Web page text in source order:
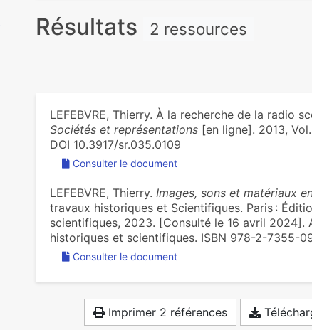
Résultats 2 ressources
LEFEBVRE, Thierry. À la recherche de la radio
Sociétés et représentations[en ligne]. 2013, Vol.
DOI 10.3917/sr.035.0109
Consulter le document
LEFEBVRE, Thierry. Images, sons et matériaux
travaux historiques et Scientifiques. Paris :
scientifiques, 2023. [Consulté le 16 avril 2024].
historiques et scientifiques. ISBN 978-2-7355-
Consulter le document
Imprimer 2 références